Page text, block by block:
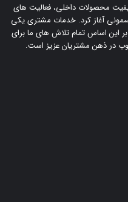
محصولات داخلی، فعالیت های
آغاز کرد. خدمات مشتری یکی
این اساس تمام تلاش های ما برای
در ذهن مشتریان عزیز است.